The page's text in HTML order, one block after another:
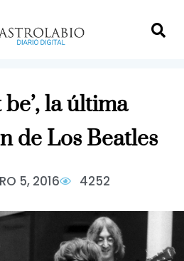
be’, la última
de Los Beatles
5, 2016 4252